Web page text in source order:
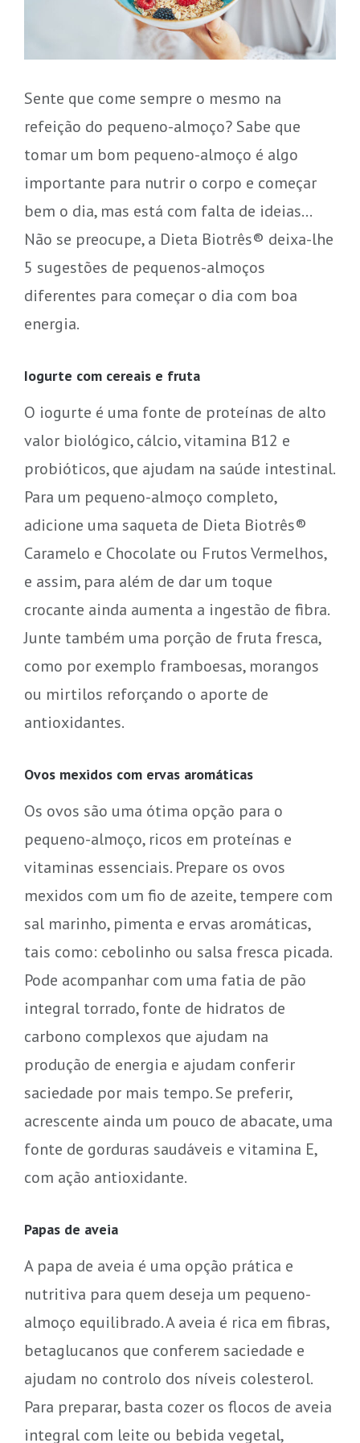
Sente que come sempre o mesmo na
refeição do pequeno-almoço? Sabe que
tomar um bom pequeno-almoço é algo
importante para nutrir o corpo e começar
bem o dia, mas está com falta de ideias…
Não se preocupe, a Dieta Biotrês® deixa-lhe
5 sugestões de pequenos-almoços
diferentes para começar o dia com boa
energia.
Iogurte com cereais e fruta
O iogurte é uma fonte de proteínas de alto
valor biológico, cálcio, vitamina B12 e
probióticos, que ajudam na saúde intestinal.
Para um pequeno-almoço completo,
adicione uma saqueta de Dieta Biotrês®
Caramelo e Chocolate ou Frutos Vermelhos,
e assim, para além de dar um toque
crocante ainda aumenta a ingestão de fibra.
Junte também uma porção de fruta fresca,
como por exemplo framboesas, morangos
ou mirtilos reforçando o aporte de
antioxidantes.
Ovos mexidos com ervas aromáticas
Os ovos são uma ótima opção para o
pequeno-almoço, ricos em proteínas e
vitaminas essenciais. Prepare os ovos
mexidos com um fio de azeite, tempere com
sal marinho, pimenta e ervas aromáticas,
tais como: cebolinho ou salsa fresca picada.
Pode acompanhar com uma fatia de pão
integral torrado, fonte de hidratos de
carbono complexos que ajudam na
produção de energia e ajudam conferir
saciedade por mais tempo. Se preferir,
acrescente ainda um pouco de abacate, uma
fonte de gorduras saudáveis e vitamina E,
com ação antioxidante.
Papas de aveia
A papa de aveia é uma opção prática e
nutritiva para quem deseja um pequeno-
almoço equilibrado. A aveia é rica em fibras,
betaglucanos que conferem saciedade e
ajudam no controlo dos níveis colesterol.
Para preparar, basta cozer os flocos de aveia
integral com leite ou bebida vegetal,